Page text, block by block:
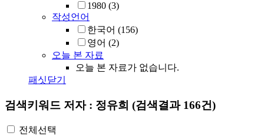
1980 (3)
작성언어
한국어 (156)
영어 (2)
오늘 본 자료
오늘 본 자료가 없습니다.
패싯닫기
검색키워드 저자 : 정유희 (검색결과 166건)
전체선택